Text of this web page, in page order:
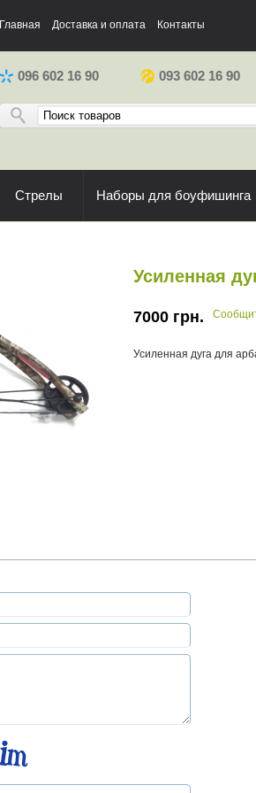
Главная Доставка и оплата Контакты
096 602 16 90 093 602 16 90
Стрелы Наборы для боуфишинга
Усиленная
7000 грн.
Усиленная дуга для